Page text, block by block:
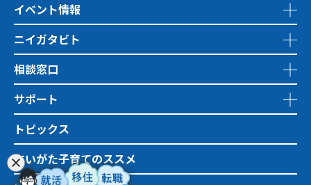
イベント情報
ニイガタビト
相談窓口
サポート
トピックス
にいがた子育てのススメ